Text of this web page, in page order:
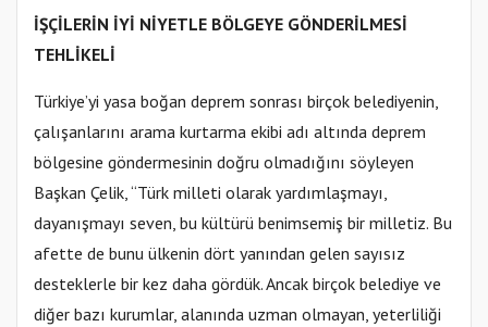
İŞÇİLERİN İYİ NİYETLE BÖLGEYE GÖNDERİLMESİ
TEHLİKELİ
Türkiye’yi yasa boğan deprem sonrası birçok belediyenin,
çalışanlarını arama kurtarma ekibi adı altında deprem
bölgesine göndermesinin doğru olmadığını söyleyen
Başkan Çelik, “Türk milleti olarak yardımlaşmayı,
dayanışmayı seven, bu kültürü benimsemiş bir milletiz. Bu
afette de bunu ülkenin dört yanından gelen sayısız
desteklerle bir kez daha gördük. Ancak birçok belediye ve
diğer bazı kurumlar, alanında uzman olmayan, yeterliliği